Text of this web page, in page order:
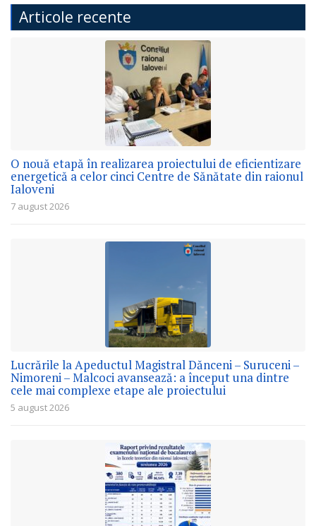
Articole recente
O nouă etapă în realizarea proiectului de eficientizare
energetică a celor cinci Centre de Sănătate din raionul
Ialoveni
7 august 2026
Lucrările la Apeductul Magistral Dănceni – Suruceni –
Nimoreni – Malcoci avansează: a început una dintre
cele mai complexe etape ale proiectului
5 august 2026